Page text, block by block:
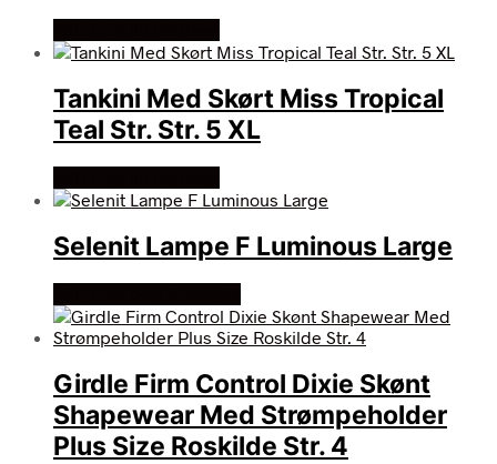
Tankini Med Skørt Miss Tropical
Teal Str. Str. 5 XL
Selenit Lampe F Luminous Large
Girdle Firm Control Dixie Skønt
Shapewear Med Strømpeholder
Plus Size Roskilde Str. 4